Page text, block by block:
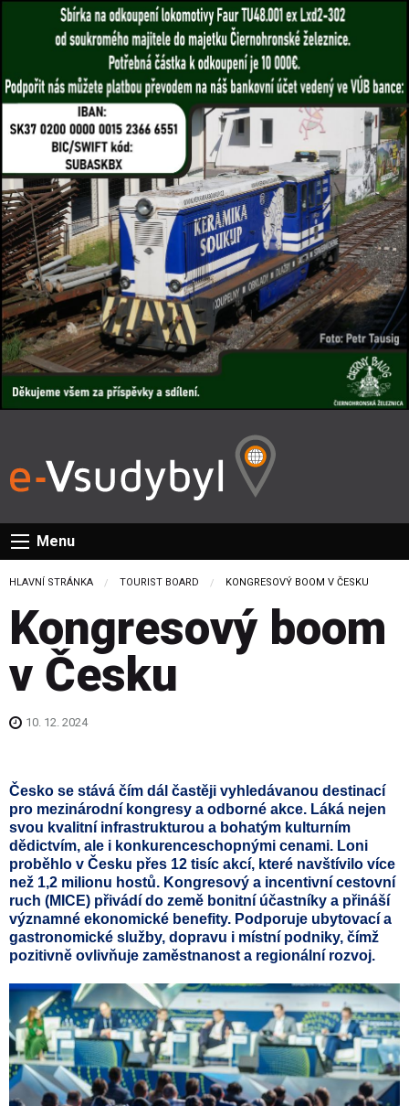
Menu
HLAVNÍ STRÁNKA TOURIST BOARD CURRENT:
KONGRESOVÝ BOOM V ČESKU
Kongresový boom
v Česku
10. 12. 2024
Česko se stává čím dál častěji vyhledávanou destinací
pro mezinárodní kongresy a odborné akce. Láká nejen
svou kvalitní infrastrukturou a bohatým kulturním
dědictvím, ale i konkurenceschopnými cenami. Loni
proběhlo v Česku přes 12 tisíc akcí, které navštívilo více
než 1,2 milionu hostů. Kongresový a incentivní cestovní
ruch (MICE) přivádí do země bonitní účastníky a přináší
významné ekonomické benefity. Podporuje ubytovací a
gastronomické služby, dopravu i místní podniky, čímž
pozitivně ovlivňuje zaměstnanost a regionální rozvoj.